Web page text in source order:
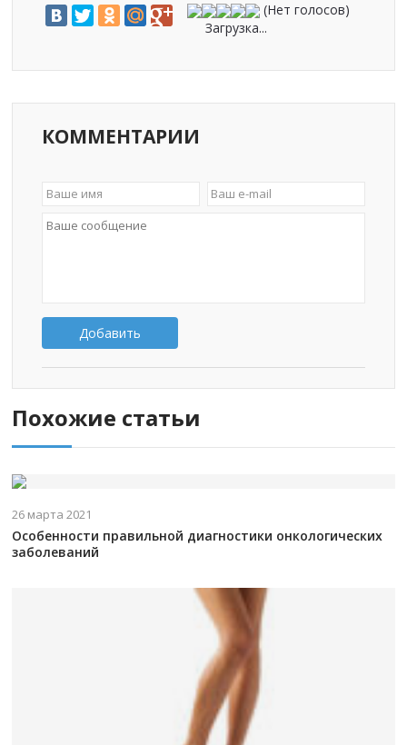
(Нет голосов)
Загрузка...
КОММЕНТАРИИ
Добавить
Похожие статьи
26 марта 2021
Особенности правильной диагностики онкологических
заболеваний